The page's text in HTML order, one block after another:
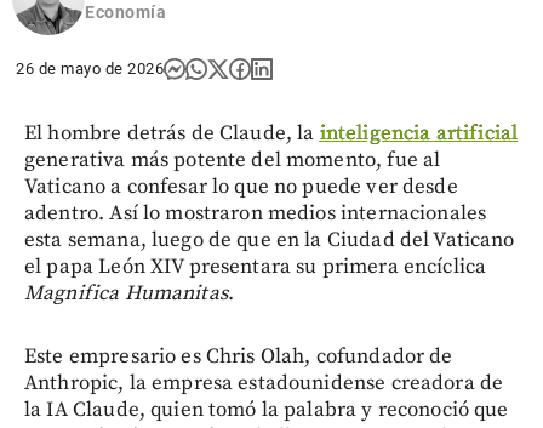
Economía
26 de mayo de 2026
El hombre detrás de Claude, la inteligencia artificial
generativa más potente del momento, fue al
Vaticano a confesar lo que no puede ver desde
adentro. Así lo mostraron medios internacionales
esta semana, luego de que en la Ciudad del Vaticano
el papa León XIV presentara su primera encíclica
Magnifica Humanitas.
Este empresario es Chris Olah, cofundador de
Anthropic, la empresa estadounidense creadora de
la IA Claude, quien tomó la palabra y reconoció que